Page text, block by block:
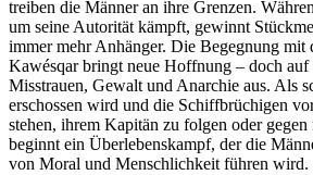
treiben die Männer an ihre Grenzen.
um seine Autorität kämpft, gewinnt
immer mehr Anhänger. Die Begegnung mit
Kawésqar bringt neue Hoffnung – doch auf
Misstrauen, Gewalt und Anarchie aus. Als
erschossen wird und die Schiffbrüchigen
stehen, ihrem Kapitän zu folgen oder
beginnt ein Überlebenskampf, der die
von Moral und Menschlichkeit führen wird.